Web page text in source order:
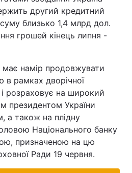
другий кредитний
близько 1,4 млрд дол.
грошей кінець липня -
намір продовжувати
в рамках дворічної
розраховує на широкий
президентом України
також на плідну
Національного банку
призначеною на цю
Ради 19 червня.